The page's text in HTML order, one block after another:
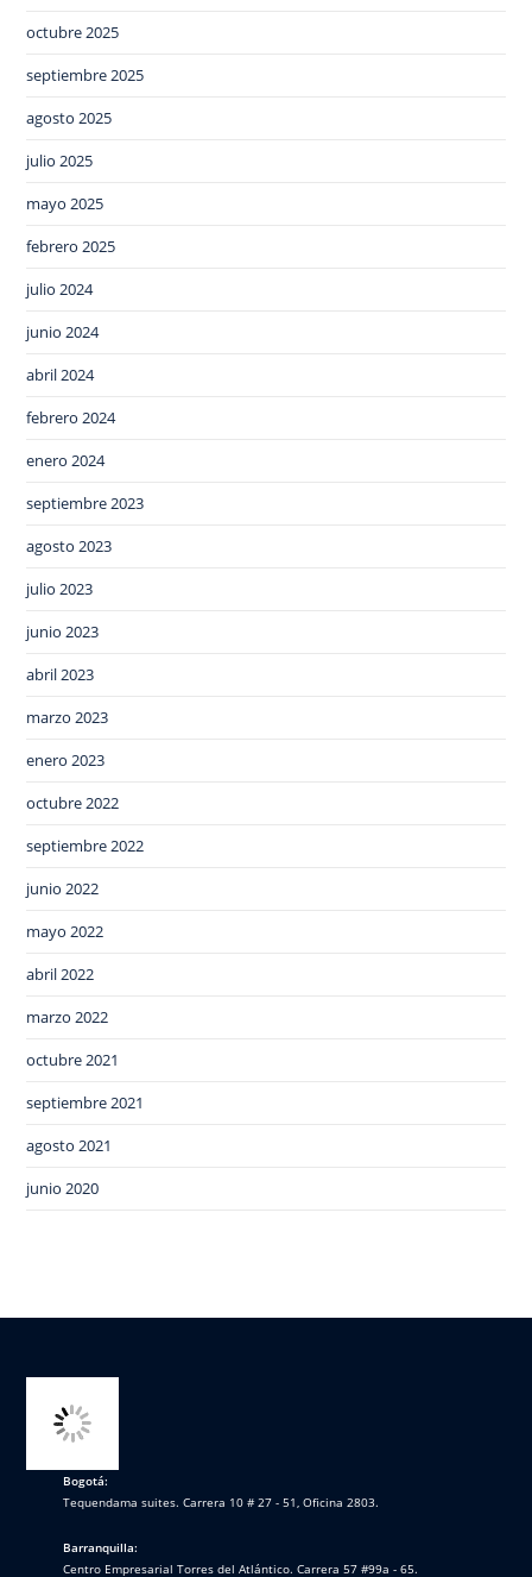
octubre 2025
septiembre 2025
agosto 2025
julio 2025
mayo 2025
febrero 2025
julio 2024
junio 2024
abril 2024
febrero 2024
enero 2024
septiembre 2023
agosto 2023
julio 2023
junio 2023
abril 2023
marzo 2023
enero 2023
octubre 2022
septiembre 2022
junio 2022
mayo 2022
abril 2022
marzo 2022
octubre 2021
septiembre 2021
agosto 2021
junio 2020
Bogotá:
Tequendama suites. Carrera 10 # 27 - 51, Oficina 2803.
Barranquilla:
Centro Empresarial Torres del Atlántico. Carrera 57 #99a - 65.